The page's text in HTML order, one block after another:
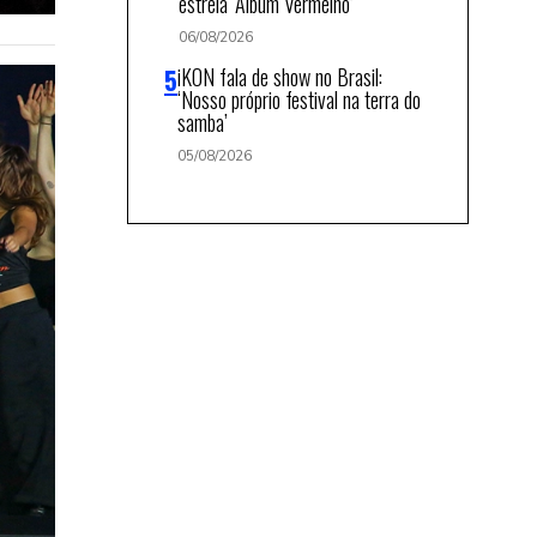
06/08/2026
iKON fala de show no Brasil:
‘Nosso próprio festival na terra do
samba’
05/08/2026